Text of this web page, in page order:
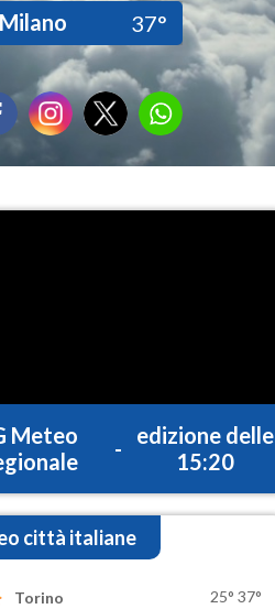
Milano 37°
Meteo
-
edizione delle
15:20
città italiane
Torino 25° 37°